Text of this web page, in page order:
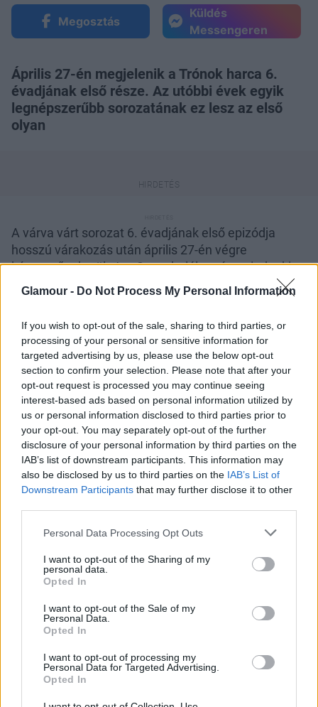
Glamour - Do Not Process My Personal Information
If you wish to opt-out of the sale, sharing to third parties, or
processing of your personal or sensitive information for
targeted advertising by us, please use the below opt-out
section to confirm your selection. Please note that after your
opt-out request is processed you may continue seeing
interest-based ads based on personal information utilized by
us or personal information disclosed to third parties prior to
your opt-out. You may separately opt-out of the further
disclosure of your personal information by third parties on the
IAB’s list of downstream participants. This information may
also be disclosed by us to third parties on the IAB’s List of
Downstream Participants that may further disclose it to other
Please note that this website/app uses one or more Google
not limited to your visit or usage behaviour. You may click to
grant or deny consent to Google and its third-party tags to
use your data for below specified purposes in below Google
consent section.
Personal Data Processing Opt Outs
I want to opt-out of the Sharing of my
personal data.
Opted In
I want to opt-out of the Sale of my
Personal Data.
Opted In
I want to opt-out of processing my
Personal Data for Targeted Advertising.
Opted In
Megosztás
Küldés
Messengeren
Április 27-én megjelenik a Trónok harca 6.
évadjának első része. Az utóbbi évek egyik
legnépszerűbb sorozatának ez lesz az első
olyan
A várva várt sorozat 6. évadjának első epizódja
hosszú várakozás után április 27-én végre
képernyőre kerül. Jon Snow halála után, mindenki
kíváncsi a folytatásra, és habár a színész
megerősítette, hogy meghalt, eléggé furcsán
valójában történni, bár a tegnap megjelent előzetes
is elég csalóka, de hamarosan minden kiderül. Alig
várjuk!
Addig is itt van egy új előzetes!